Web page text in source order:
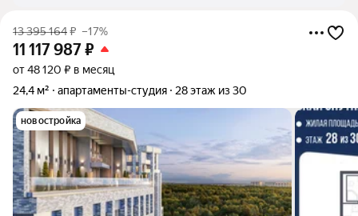
13 395 164₽ –17%
11 117 987₽
от 48 120 ₽ в месяц
24,4 м²
апартаменты-студия 28 этаж из 30
новостройка